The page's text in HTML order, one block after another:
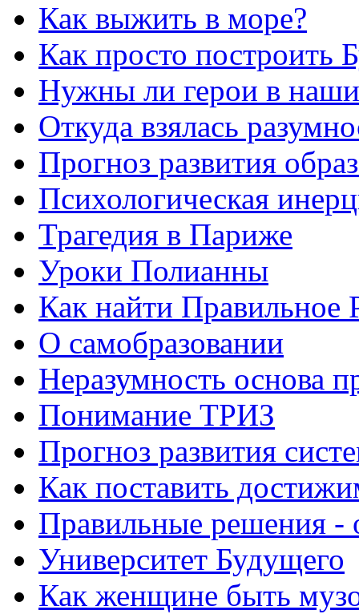
Как выжить в море?
Как просто построить
Нужны ли герои в
Откуда взялась
Прогноз развития
Психологическая
Трагедия в Париже
Уроки Полианны
Как найти Правильное
О самобразовании
Неразумность основа
Понимание ТРИЗ
Прогноз развития
Как поставить
Правильные решения -
Университет Будущего
Как женщине быть